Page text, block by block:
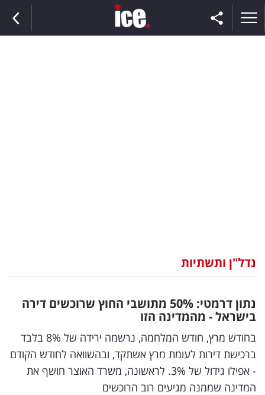
וצרכנות
דיגיטל
וטק
שיווק
ופרסום
נדל"ן ותשתיות
נתון דרמטי: 50 %
מתושבי החוץ שרוכשים דירה
בישראל - מהמדינה הזו
בחודש מרץ, חודש המלחמה, נרשמה ירידה של 8% בלבד
ברכישת דירות לעומת מרץ אשתקד, ובהשוואה לחודש הקודם
- אפילו גידול של 3%. לראשונה, משרד האוצר חושף את
המדינה שממנה מגיעים רוב הרוכשים